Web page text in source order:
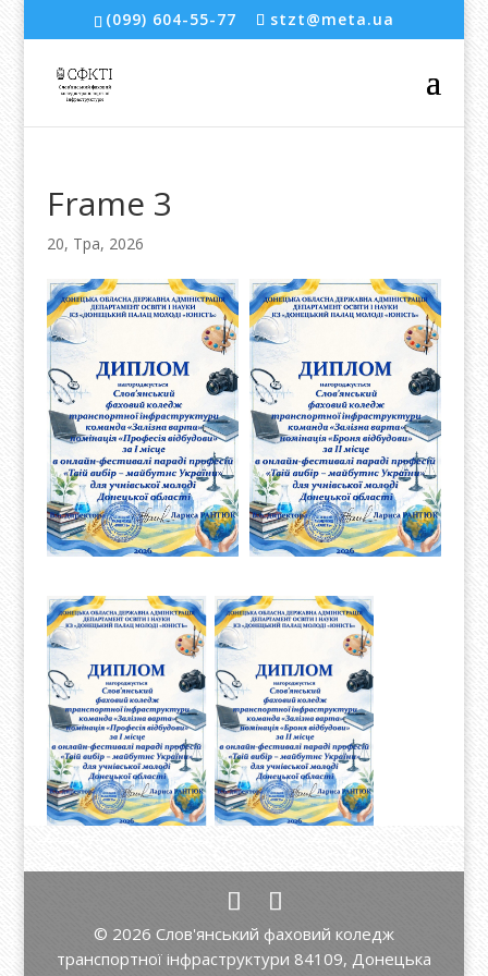
(099) 604-55-77 stzt@meta.ua
Frame 3
20, Тра, 2026
© 2026 Слов'янський фаховий коледж
транспортної інфраструктури 84109, Донецька